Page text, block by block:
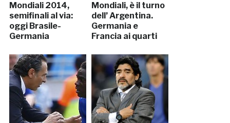
Mondiali 2014,
semifinali al via:
oggi Brasile-
Germania
Mondiali, è il turno
dell’ Argentina.
Germania e
Francia ai quarti